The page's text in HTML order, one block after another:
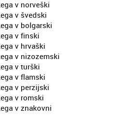
v norveški
v švedski
v bolgarski
v finski
v hrvaški
v nizozemski
v turški
v flamski
v perzijski
v romski
v znakovni